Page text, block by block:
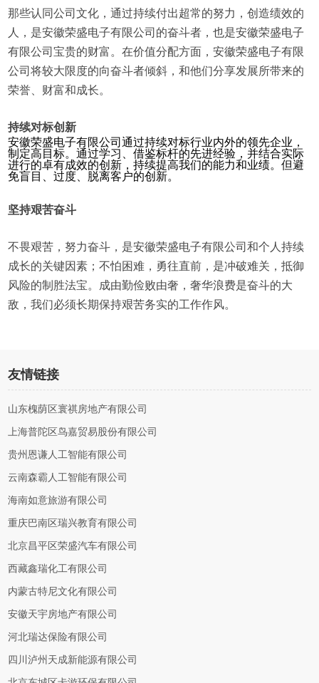
那些认同公司文化，通过持续付出超常的努力，创造绩效的
人，是安徽荣盛电子有限公司的奋斗者，也是安徽荣盛电子
有限公司宝贵的财富。在价值分配方面，安徽荣盛电子有限
公司将较大限度的向奋斗者倾斜，和他们分享发展所带来的
荣誉、财富和成长。
持续对标创新
安徽荣盛电子有限公司通过持续对标行业内外的领先企业，
制定高目标。通过学习、借鉴标杆的先进经验，并结合实际
进行的卓有成效的创新，持续提高我们的能力和业绩。但避
免盲目、过度、脱离客户的创新。
坚持艰苦奋斗
不畏艰苦，努力奋斗，是安徽荣盛电子有限公司和个人持续
成长的关键因素；不怕困难，勇往直前，是冲破难关，抵御
风险的制胜法宝。成由勤俭败由奢，奢华浪费是奋斗的大
敌，我们必须长期保持艰苦务实的工作作风。
友情链接
山东槐荫区寰祺房地产有限公司
上海普陀区鸟嘉贸易股份有限公司
贵州恩谦人工智能有限公司
云南森霸人工智能有限公司
海南如意旅游有限公司
重庆巴南区瑞兴教育有限公司
北京昌平区荣盛汽车有限公司
西藏鑫瑞化工有限公司
内蒙古特尼文化有限公司
安徽天宇房地产有限公司
河北瑞达保险有限公司
四川泸州天成新能源有限公司